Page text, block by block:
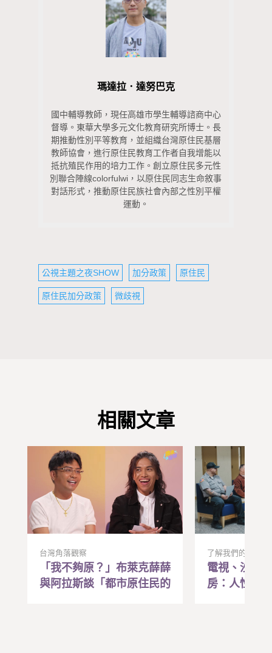
瑪達拉．達努巴克
國中輔導教師，現任高雄市學生輔導諮商中心
督導。東華大學多元文化教育研究所博士。長
期推動性別平等教育，並組織台灣原住民基層
教師協會，進行原住民教育工作者自我增能以
抵抗殖民作用的培力工作。創立原住民多元性
別聯合陣線colorfulwi，以原住民同志生命敘事
對話形式，推動原住民族社會內部之性別平權
運動。
公視主題之夜SHOW 加分政策 原住民
原住民加分政策 微歧視
相關文章
台灣角落觀察
「我不夠原？」布萊克薛薛
與阿拉斯談「都市原住民的
了解我們的世界
電視、沙發
房：人性化